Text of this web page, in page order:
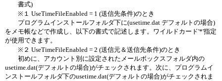
書式)
※１ UseTimeFileEnabled = 1 (送信先条件)のとき
プログラムインストールフォルダ下に(usetime.dat デフォルトの場合)
をメモ帳などで作成し、以下の書式で記述します。ワイルドカード'*'指定
が使用できます。
※２ UseTimeFileEnabled = 2 (送信元＆送信先条件)のとき
初めに、アカウント別に設定されたメールボックスフォルダ内の
usetime.dat(デフォルトの場合)がチェックされます。次に、プログラムイ
ンストールフォルダ下のusetime.dat(デフォルトの場合)がチェックされま